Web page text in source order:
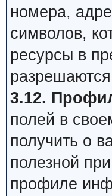
номера,
символов,
ресурсы в
3.12.
полей в
получить о
полезной
профиле